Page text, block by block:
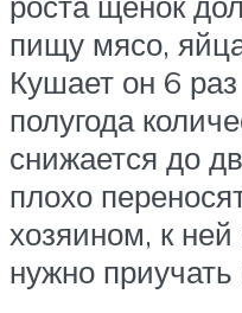
пищу мясо,
Кушает он 6
полугода
снижается до
плохо
хозяином, к
нужно приучать